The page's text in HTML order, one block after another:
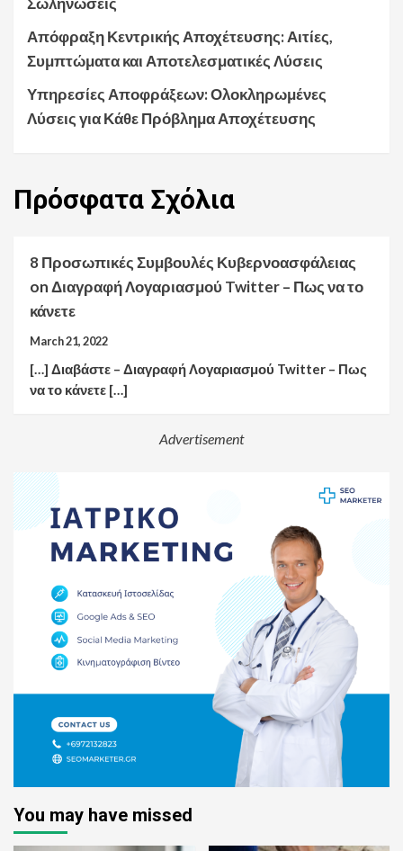
Απόφραξη Κεντρικής Αποχέτευσης: Αιτίες,
Συμπτώματα και Αποτελεσματικές Λύσεις
Υπηρεσίες Αποφράξεων: Ολοκληρωμένες
Λύσεις για Κάθε Πρόβλημα Αποχέτευσης
Πρόσφατα Σχόλια
8 Προσωπικές Συμβουλές Κυβερνοασφάλειας
onΔιαγραφή Λογαριασμού Twitter – Πως να το
κάνετε
March 21, 2022
[…] Διαβάστε – Διαγραφή Λογαριασμού Twitter – Πως
να το κάνετε […]
Advertisement
You may have missed